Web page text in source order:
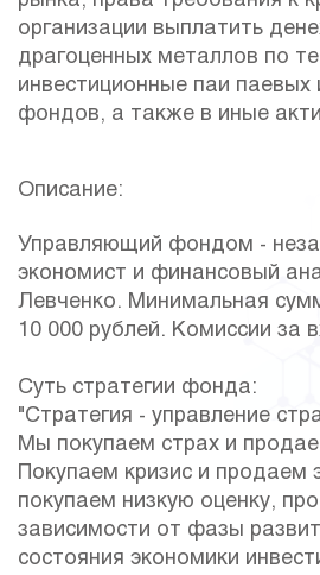
организации выплатить
драгоценных металлов по
инвестиционные паи паевых
фондов, а также в иные
Описание:
Управляющий фондом -
экономист и финансовый
Левченко. Минимальная
10 000 рублей. Комиссии за
Суть стратегии фонда:
"Стратегия - управление
Мы покупаем страх и
Покупаем кризис и продаем
покупаем низкую оценку,
зависимости от фазы
состояния экономики